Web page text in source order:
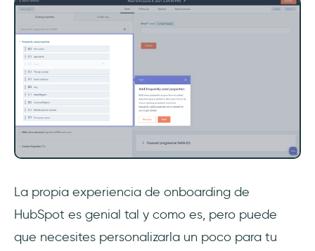
La propia experiencia de onboarding de
HubSpot es genial tal y como es, pero puede
que necesites personalizarla un poco para tu